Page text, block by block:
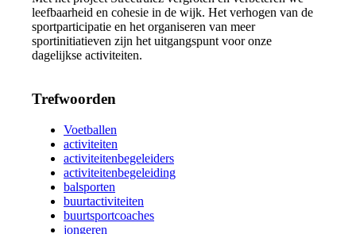
leefbaarheid en cohesie in de wijk. Het verhogen van de
sportparticipatie en het organiseren van meer
sportinitiatieven zijn het uitgangspunt voor onze
dagelijkse activiteiten.
Trefwoorden
Voetballen
activiteiten
activiteitenbegeleiders
activiteitenbegeleiding
balsporten
buurtactiviteiten
buurtsportcoaches
jongeren